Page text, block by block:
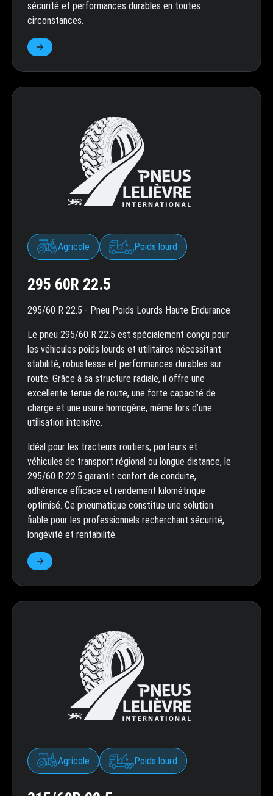
sécurité et performances durables en toutes
circonstances.
Agricole Poids lourd
295 60R 22.5
295/60 R 22.5 - Pneu Poids Lourds Haute Endurance
Le pneu 295/60 R 22.5 est spécialement conçu pour
les véhicules poids lourds et utilitaires nécessitant
stabilité, robustesse et performances durables sur
route. Grâce à sa structure radiale, il offre une
excellente tenue de route, une forte capacité de
charge et une usure homogène, même lors d’une
utilisation intensive.
Idéal pour les tracteurs routiers, porteurs et
véhicules de transport régional ou longue distance, le
295/60 R 22.5 garantit confort de conduite,
adhérence efficace et rendement kilométrique
optimisé. Ce pneumatique constitue une solution
fiable pour les professionnels recherchant sécurité,
longévité et rentabilité.
Agricole Poids lourd